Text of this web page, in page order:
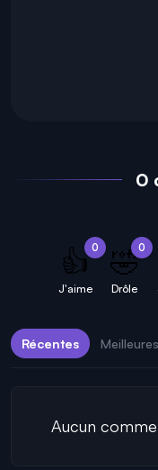
0
0
👍
J'aime
0
🤣
Drôle
Récentes
Aucun